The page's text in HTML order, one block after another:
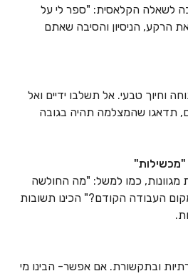
לשאלה הקלאסית: "ספר לי על
את הרקע, הניסיון והסיבה שאתם
וחיוך טבעי. אל תשלבו ידיים ואל
תדאגו שהמצלמה תהיה בגובה
מגוונות, כמו למשל: "מה החולשה
העבודה הקודם?" הכינו תשובות
ובתקשורת. אם אפשר- הבינו מי